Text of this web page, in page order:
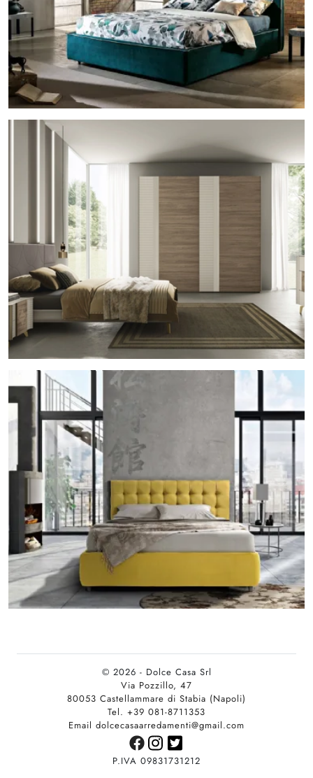
© 2026 - Dolce Casa Srl
Via Pozzillo, 47
80053 Castellammare di Stabia (Napoli)
Tel. +39 081-8711353
Email dolcecasaarredamenti@gmail.com
P.IVA 09831731212